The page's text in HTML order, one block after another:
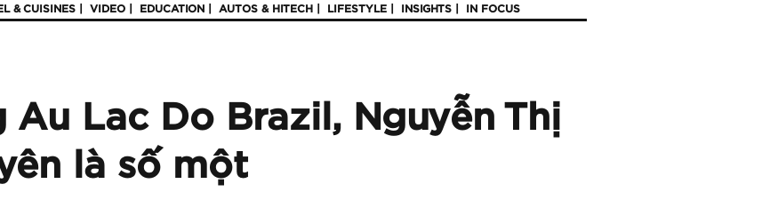
& CUISINES VIDEO EDUCATION AUTOS & HITECH LIFESTYLE INSIGHTS IN FOCUS
Au Lac Do Brazil, Nguyễn Thị
là số một